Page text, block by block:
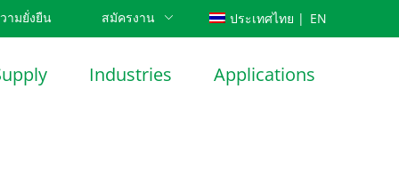
ามยั่งยืน สมัครงาน ประเทศไทย | EN
Industries Applications